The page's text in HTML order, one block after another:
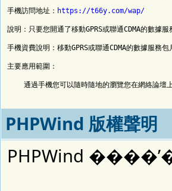
手機訪問地址： https://t66y.com/wap/
說明：只要您開通了移動GPRS或聯通CDMA的數據
手機資費說明：移動GPRS或聯通CDMA的數據服務
主要應用範圍：
通過手機您可以隨時隨地的瀏覽您在網絡論壇
PHPWind 版權聲明
PHPWind